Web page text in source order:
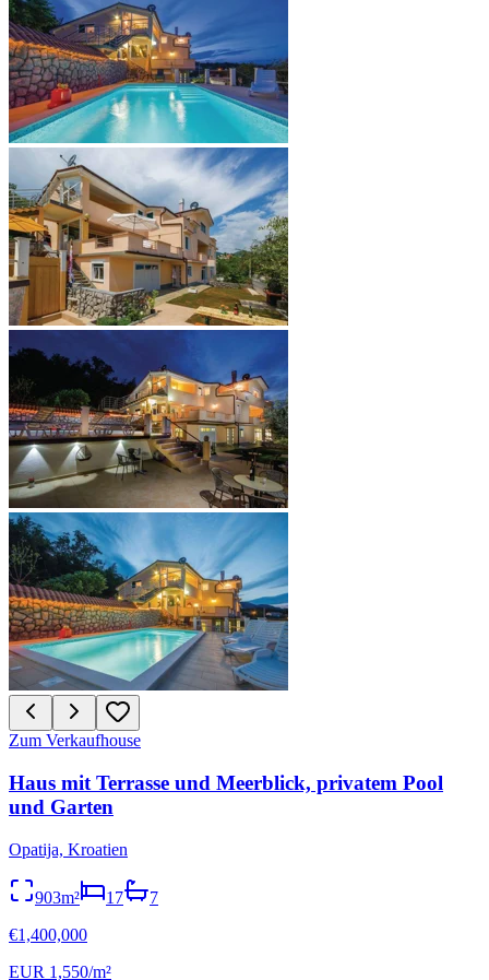
Zum Verkaufhouse
Haus mit Terrasse und Meerblick, privatem Pool
und Garten
Opatija, Kroatien
903m² 17
7
€1,400,000
EUR 1,550/m²